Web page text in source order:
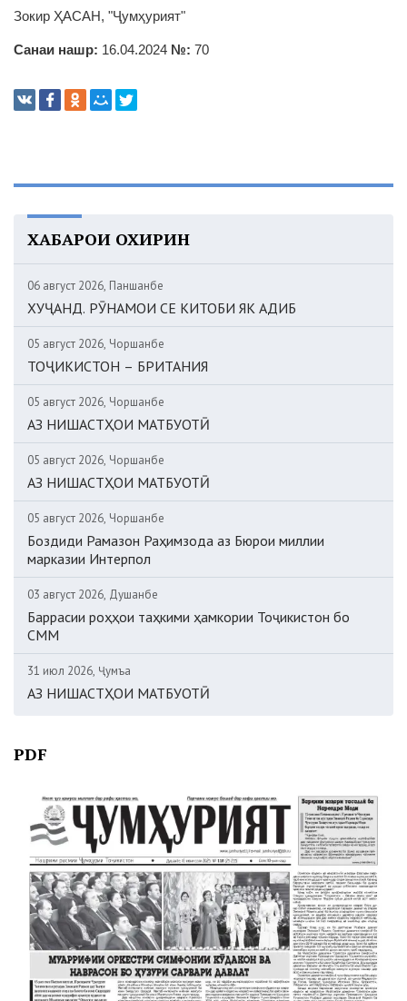
Зокир ҲАСАН, "Ҷумҳурият"
Санаи нашр: 16.04.2024 №: 70
ХАБАРҲОИ ОХИРИН
06 август 2026, Панҷшанбе
ХУҶАНД. РӮНАМОИ СЕ КИТОБИ ЯК АДИБ
05 август 2026, Чоршанбе
ТОҶИКИСТОН – БРИТАНИЯ
05 август 2026, Чоршанбе
АЗ НИШАСТҲОИ МАТБУОТӢ
05 август 2026, Чоршанбе
АЗ НИШАСТҲОИ МАТБУОТӢ
05 август 2026, Чоршанбе
Боздиди Рамазон Раҳимзода аз Бюрои миллии
марказии Интерпол
03 август 2026, Душанбе
Баррасии роҳҳои таҳкими ҳамкории Тоҷикистон бо
СММ
31 июл 2026, Ҷумъа
АЗ НИШАСТҲОИ МАТБУОТӢ
PDF